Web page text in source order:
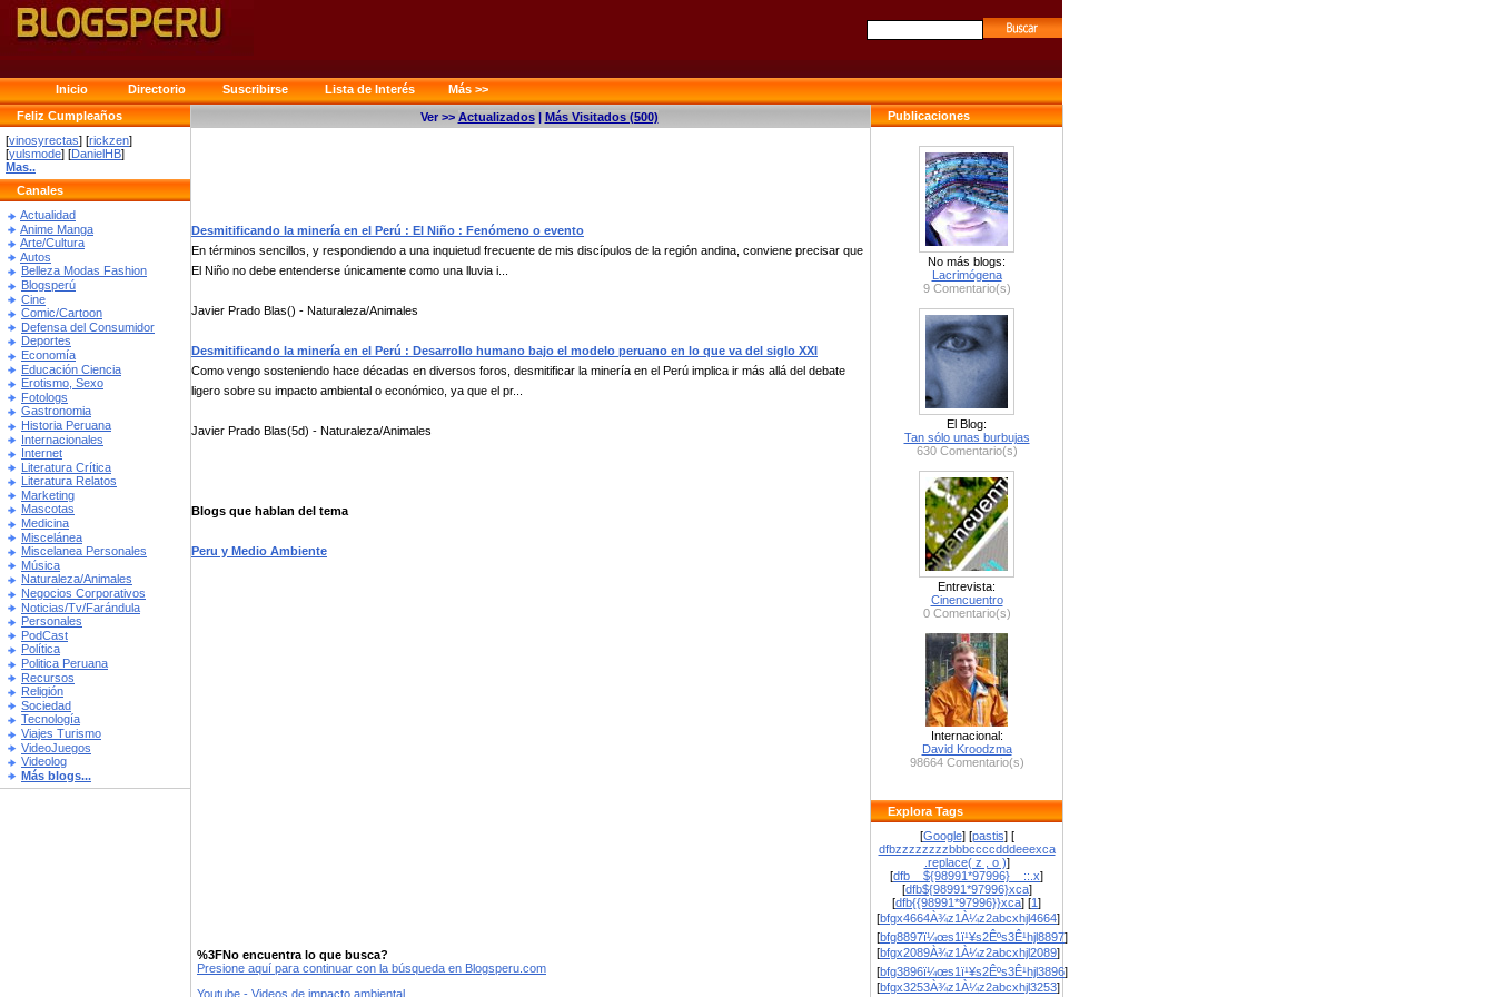
Inicio Directorio Suscribirse Lista de Interés
Más >>
Feliz Cumpleaños
[vinosyrectas] [rickzen]
[yulsmode] [DanielHB]
Mas..
Canales
Actualidad
Anime Manga
Arte/Cultura
Autos
Belleza Modas Fashion
Blogsperú
Cine
Comic/Cartoon
Defensa del Consumidor
Deportes
Economía
Educación Ciencia
Erotismo, Sexo
Fotologs
Gastronomia
Historia Peruana
Internacionales
Internet
Literatura Crítica
Literatura Relatos
Marketing
Mascotas
Medicina
Miscelánea
Miscelanea Personales
Música
Naturaleza/Animales
Negocios Corporativos
Noticias/Tv/Farándula
Personales
PodCast
Política
Politica Peruana
Recursos
Religión
Sociedad
Tecnología
Viajes Turismo
VideoJuegos
Videolog
Más blogs...
Publicaciones
No más blogs:
Lacrimógena
9 Comentario(s)
El Blog:
Tan sólo unas burbujas
630 Comentario(s)
Entrevista:
Cinencuentro
0 Comentario(s)
Internacional:
David Kroodzma
98664 Comentario(s)
Explora Tags
[Google] [pastis] [
dfbzzzzzzzzbbbccccdddeeexca
.replace( z , o )]
[dfb__${98991*97996}__::.x]
[dfb${98991*97996}xca]
[dfb{{98991*97996}}xca] [1]
[bfgx4664À¾z1À¼z2abcxhjl4664]
[bfg8897ï¼œs1ï¹¥s2Êºs3Ê¹hjl8897]
[bfgx2089À¾z1À¼z2abcxhjl2089]
[bfg3896ï¼œs1ï¹¥s2Êºs3Ê¹hjl3896]
[bfgx3253À¾z1À¼z2abcxhjl3253]
Ver >> Actualizados| Más Visitados (500)
Desmitificando la minería en el Perú : El Niño : Fenómeno o evento
En términos sencillos, y respondiendo a una inquietud frecuente de mis discípulos de la región andina, conviene precisar que
El Niño no debe entenderse únicamente como una lluvia i...
Javier Prado Blas() - Naturaleza/Animales
Desmitificando la minería en el Perú : Desarrollo humano bajo el modelo peruano en lo que va del siglo XXI
Como vengo sosteniendo hace décadas en diversos foros, desmitificar la minería en el Perú implica ir más allá del debate
ligero sobre su impacto ambiental o económico, ya que el pr...
Javier Prado Blas(5d) - Naturaleza/Animales
Blogs que hablan del tema
Peru y Medio Ambiente
%3FNo encuentra lo que busca?
Presione aquí para continuar con la búsqueda en Blogsperu.com
Youtube - Videos de impacto ambiental